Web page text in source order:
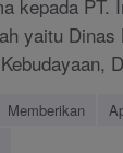
kepada PT.
yaitu Dinas
Memberikan